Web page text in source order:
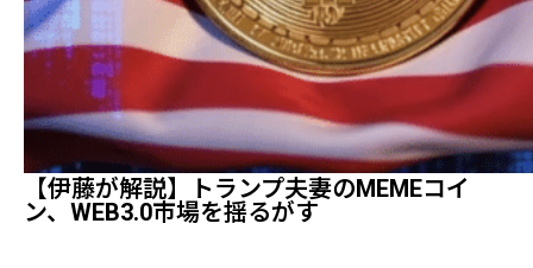
【伊藤が解説】トランプ夫妻のMEMEコイ
ン、WEB3.0市場を揺るがす